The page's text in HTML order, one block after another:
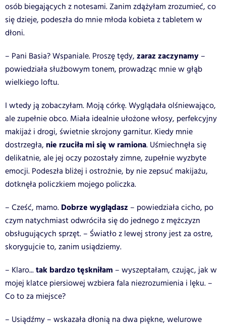
osób biegających z notesami. Zanim zdążyłam zrozumieć, co
się dzieje, podeszła do mnie młoda kobieta z tabletem w
dłoni.
– Pani Basia? Wspaniale. Proszę tędy, zaraz zaczynamy –
powiedziała służbowym tonem, prowadząc mnie w głąb
wielkiego loftu.
I wtedy ją zobaczyłam. Moją córkę. Wyglądała olśniewająco,
ale zupełnie obco. Miała idealnie ułożone włosy, perfekcyjny
makijaż i drogi, świetnie skrojony garnitur. Kiedy mnie
dostrzegła, nie rzuciła mi się w ramiona. Uśmiechnęła się
delikatnie, ale jej oczy pozostały zimne, zupełnie wyzbyte
emocji. Podeszła bliżej i ostrożnie, by nie zepsuć makijażu,
dotknęła policzkiem mojego policzka.
– Cześć, mamo. Dobrze wyglądasz – powiedziała cicho, po
czym natychmiast odwróciła się do jednego z mężczyzn
obsługujących sprzęt. – Światło z lewej strony jest za ostre,
skorygujcie to, zanim usiądziemy.
– Klaro...tak bardzo tęskniłam – wyszeptałam, czując, jak w
mojej klatce piersiowej wzbiera fala niezrozumienia i lęku. –
Co to za miejsce?
– Usiądźmy – wskazała dłonią na dwa piękne, welurowe